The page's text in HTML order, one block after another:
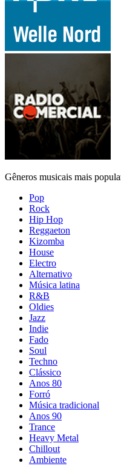
Gêneros musicais mais
Pop
Rock
Hip Hop
Reggaeton
Kizomba
House
Electro
Alternativo
Música latina
R&B
Oldies
Jazz
Indie
Fado
Soul
Techno
Clássico
Anos 80
Forró
Música tradicional
Anos 90
Trance
Heavy Metal
Chillout
Ambiente